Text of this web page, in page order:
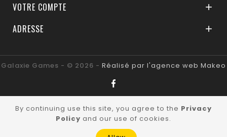
VOTRE COMPTE 
ADRESSE 
Galaxie Games - © 2026 - Réalisé par l'agence web Makeo
By continuing use this site, you agree to the Privacy
Policy and our use of cookies.